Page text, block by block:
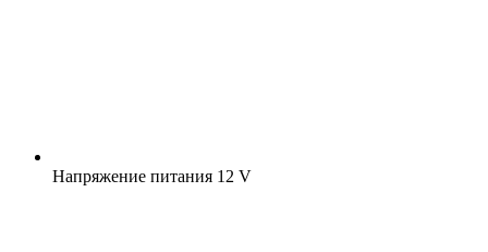
Напряжение питания 12 V